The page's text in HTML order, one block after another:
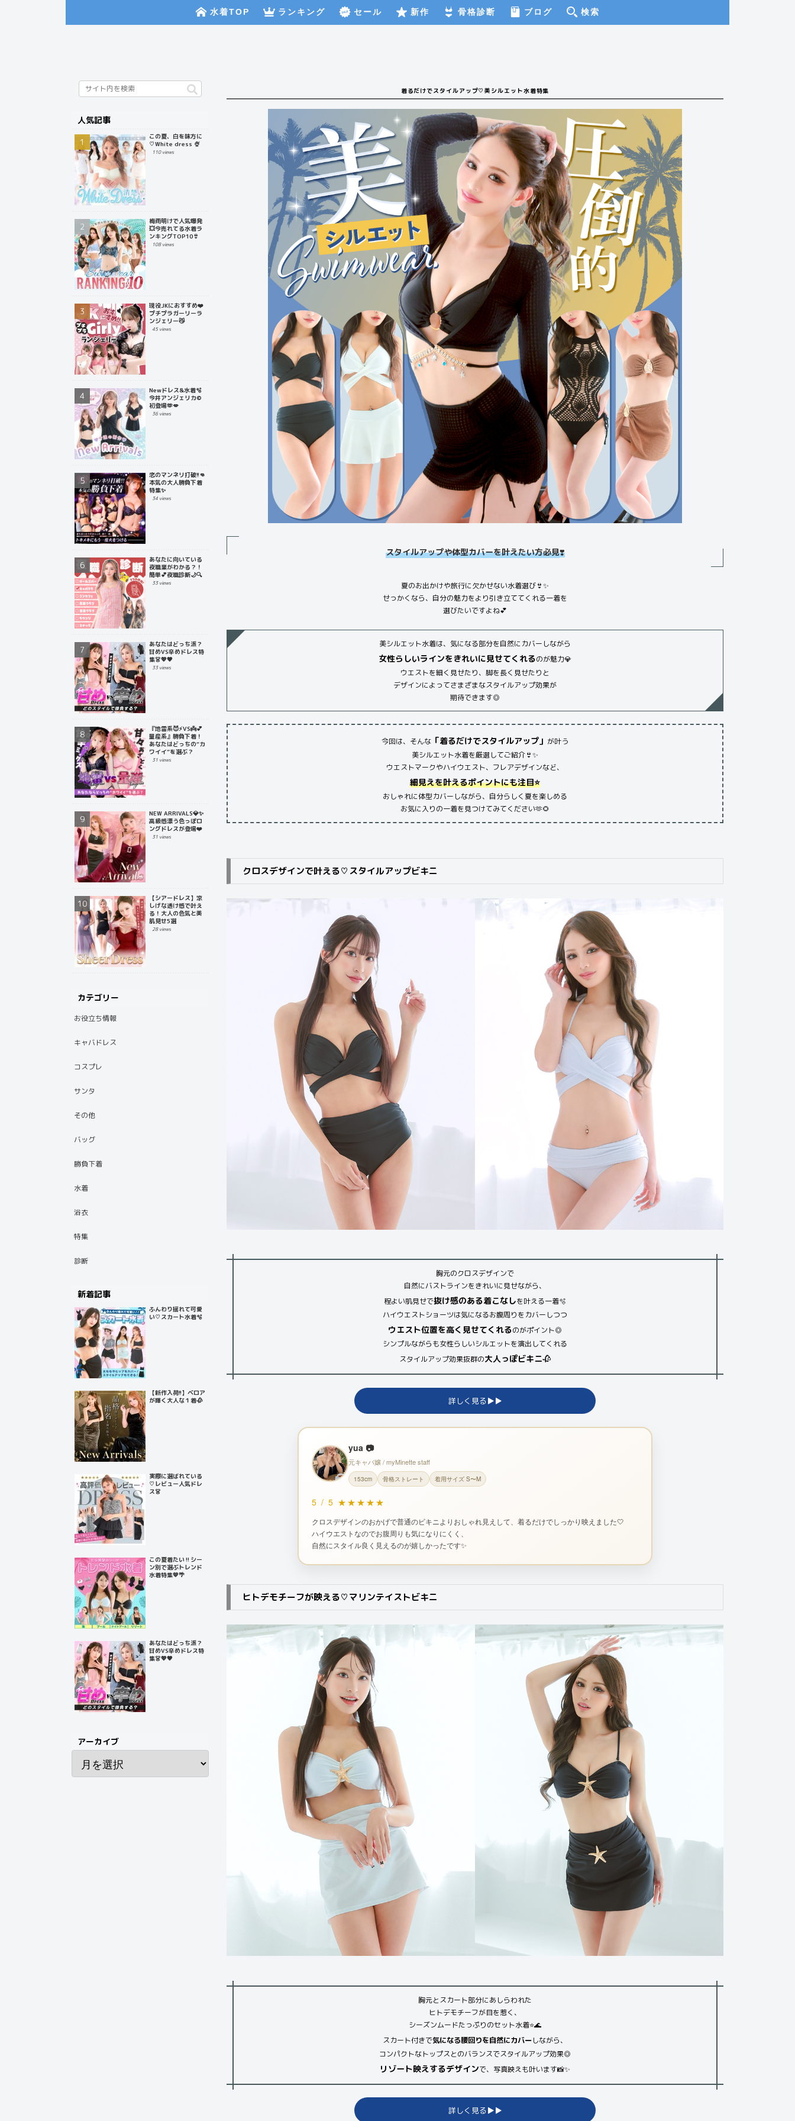
水着TOP ランキング セール 新作 骨格診断 ブログ 検索
着るだけでスタイルアップ♡美シルエット水着特集
スタイルアップや体型カバーを叶えたい方必見❣️
夏のお出かけや旅行に欠かせない水着選び👙✨
せっかくなら、自分の魅力をより引き立ててくれる一着を
選びたいですよね💕
美シルエット水着は、気になる部分を自然にカバーしながら
女性らしいラインをきれいに見せてくれるのが魅力💎
ウエストを細く見せたり、脚を長く見せたりと
デザインによってさまざまなスタイルアップ効果が
期待できます◎
今回は、そんな 「着るだけでスタイルアップ」 が叶う
美シルエット水着を厳選してご紹介👙✨
ウエストマークやハイウエスト、フレアデザインなど、
細見えを叶えるポイントにも注目⭐️
おしゃれに体型カバーしながら、自分らしく夏を楽しめる
お気に入りの一着を見つけてみてください🫶🌻
クロスデザインで叶える♡スタイルアップビキニ
胸元のクロスデザインで
自然にバストラインをきれいに見せながら、
程よい肌見せで抜け感のある着こなしを叶える一着🫧
ハイウエストショーツは気になるお腹周りをカバーしつつ
ウエスト位置を高く見せてくれるのがポイント◎
シンプルながらも女性らしいシルエットを演出してくれる
スタイルアップ効果抜群の大人っぽビキニ🥀
詳しく見る▶︎▶︎
yua 📷
元キャバ嬢 / myMinette staff
153cm 骨格ストレート 着用サイズ S〜M
5 / 5 ★★★★★
クロスデザインのおかげで普通のビキニよりおしゃれ見えして、着るだけでしっかり映えました🤍
ハイウエストなのでお腹周りも気になりにくく、
自然にスタイル良く見えるのが嬉しかったです✨
ヒトデモチーフが映える♡マリンテイストビキニ
胸元とスカート部分にあしらわれた
ヒトデモチーフが目を惹く、
シーズンムードたっぷりのセット水着⭐️🌊
スカート付きで気になる腰回りを自然にカバーしながら、
コンパクトなトップスとのバランスでスタイルアップ効果◎
リゾート映えするデザインで、写真映えも叶います📸✨
詳しく見る▶︎▶︎
人気記事
この夏、白を味方に
♡White dress 🍨
110 views
梅雨明けで人気爆発
💥今売れてる水着ラ
ンキングTOP10👙
108 views
現役JKにおすすめ❤️
プチプラガーリーラ
ンジェリー😼
45 views
Newドレス&水着🫧
今井アンジェリカ©
初登場🫶💋
36 views
恋のマンネリ打破!!👊
本気の大人勝負下着
特集✨
34 views
あなたに向いている
夜職業がわかる？！
簡単💕夜職診断🌙🔍
33 views
あなたはどっち派？
甘めVS辛めドレス特
集👗💖🖤
33 views
『地雷系😈⚡️VS👼💕
量産系』勝負下着！
あなたはどっちの“カ
ワイイ”を選ぶ？
31 views
NEW ARRIVALS💎✨
高級感漂う色っぽロ
ングドレスが登場❤️
31 views
【シアードレス】涼
しげな透け感で叶え
る！大人の色気と美
肌見せ5選
28 views
カテゴリー
お役立ち情報
キャバドレス
コスプレ
サンタ
その他
バッグ
勝負下着
水着
浴衣
特集
診断
新着記事
ふんわり揺れて可愛
い♡スカート水着🫧
【新作入荷!!】ベロア
が輝く大人な１着🥀
実際に選ばれている
♡レビュー人気ドレ
ス👗
この夏着たい‼️シー
ン別で選ぶトレンド
水着特集💙🌴
あなたはどっち派？
甘めVS辛めドレス特
集👗💖🖤
アーカイブ